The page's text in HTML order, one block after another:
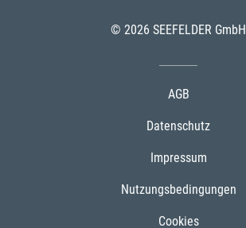
© 2026 SEEFELDER GmbH
AGB
Datenschutz
Impressum
Nutzungsbedingungen
Cookies